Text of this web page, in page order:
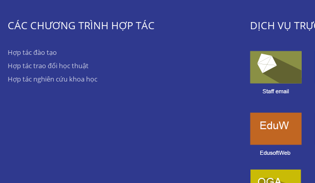
CÁC CHƯƠNG TRÌNH HỢP TÁC
Hợp tác đào tạo
Hợp tác trao đổi học thuật
Hợp tác nghiên cứu khoa học
DỊCH VỤ